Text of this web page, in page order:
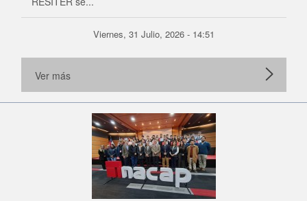
Viernes, 31 Julio, 2026 - 14:51
Ver más